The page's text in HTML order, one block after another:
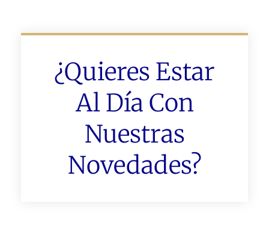
¿Quieres Estar
Al Día Con
Nuestras
Novedades?